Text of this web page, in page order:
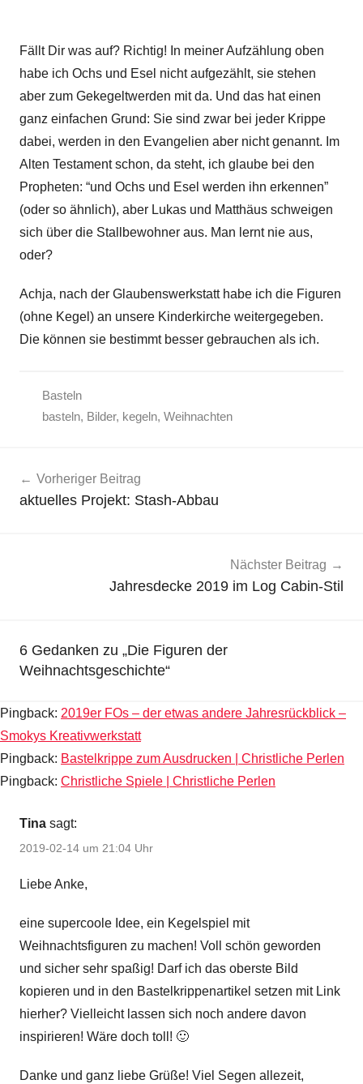
Fällt Dir was auf? Richtig! In meiner Aufzählung oben
habe ich Ochs und Esel nicht aufgezählt, sie stehen
aber zum Gekegeltwerden mit da. Und das hat einen
ganz einfachen Grund: Sie sind zwar bei jeder Krippe
dabei, werden in den Evangelien aber nicht genannt. Im
Alten Testament schon, da steht, ich glaube bei den
Propheten: “und Ochs und Esel werden ihn erkennen”
(oder so ähnlich), aber Lukas und Matthäus schweigen
sich über die Stallbewohner aus. Man lernt nie aus,
oder?
Achja, nach der Glaubenswerkstatt habe ich die Figuren
(ohne Kegel) an unsere Kinderkirche weitergegeben.
Die können sie bestimmt besser gebrauchen als ich.
Basteln
basteln, Bilder, kegeln, Weihnachten
Vorheriger Beitrag
aktuelles Projekt: Stash-Abbau
Nächster Beitrag
Jahresdecke 2019 im Log Cabin-Stil
6 Gedanken zu „Die Figuren der
Weihnachtsgeschichte“
Pingback: 2019er FOs – der etwas andere Jahresrückblick –
Smokys Kreativwerkstatt
Pingback: Bastelkrippe zum Ausdrucken | Christliche Perlen
Pingback: Christliche Spiele | Christliche Perlen
Tina sagt:
2019-02-14 um 21:04 Uhr
Liebe Anke,
eine supercoole Idee, ein Kegelspiel mit
Weihnachtsfiguren zu machen! Voll schön geworden
und sicher sehr spaßig! Darf ich das oberste Bild
kopieren und in den Bastelkrippenartikel setzen mit Link
hierher? Vielleicht lassen sich noch andere davon
inspirieren! Wäre doch toll! 🙂
Danke und ganz liebe Grüße! Viel Segen allezeit,